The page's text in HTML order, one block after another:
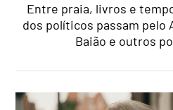
Entre praia, livros e
dos políticos passam pelo
Baião e outros